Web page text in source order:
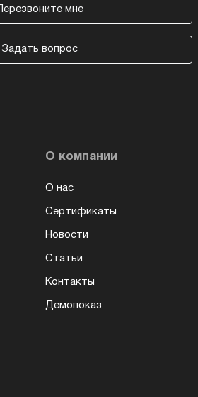
Перезвоните мне
Задать вопрос
О компании
О нас
Сертификаты
Новости
Статьи
Контакты
Демопоказ